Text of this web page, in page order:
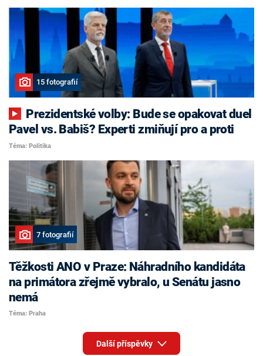
15 fotografií
Pavel vs. Babiš? Experti zmiňují pro a proti
Téma: Politika
7 fotografií
Těžkosti ANO v Praze: Náhradního kandidáta
na primátora zřejmě vybralo, u Senátu jasno
nemá
Téma: Praha
Další příspěvky